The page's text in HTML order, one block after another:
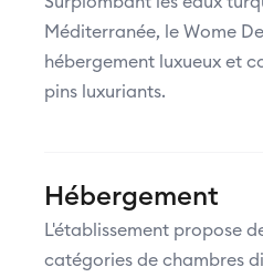
Méditerranée, le Wome
hébergement luxueux et
pins luxuriants.
Hébergement
L'établissement propose
catégories de chambres